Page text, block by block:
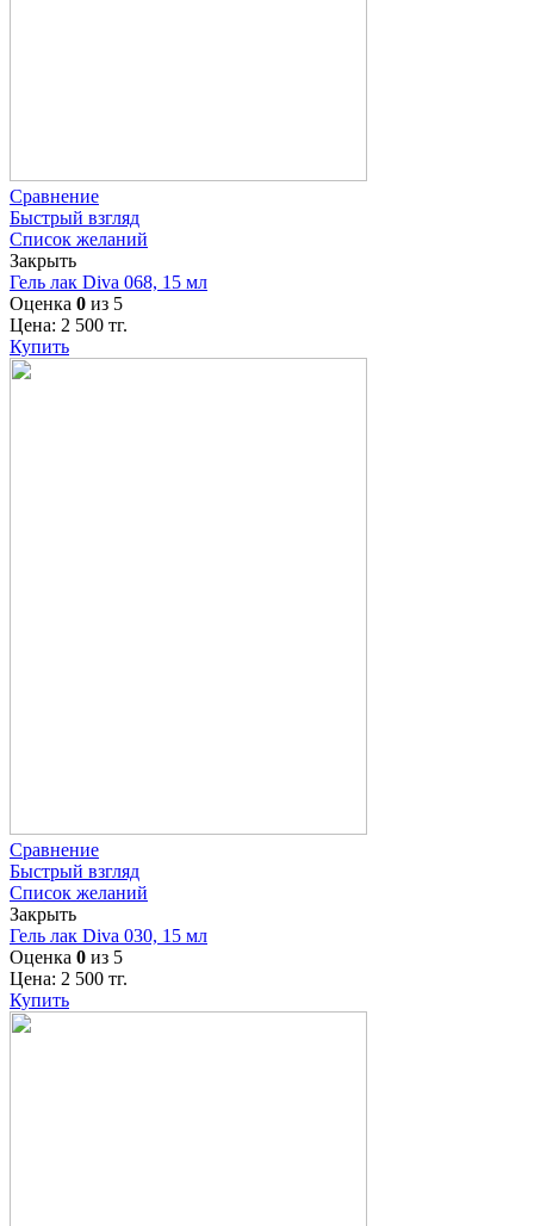
Сравнение
Быстрый взгляд
Список желаний
Закрыть
Гель лак Diva 068, 15 мл
Оценка 0 из 5
Цена: 2 500 тг.
Купить
Сравнение
Быстрый взгляд
Список желаний
Закрыть
Гель лак Diva 030, 15 мл
Оценка 0 из 5
Цена: 2 500 тг.
Купить